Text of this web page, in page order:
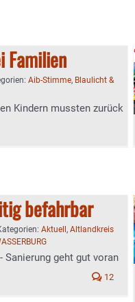
Familien
Aib-Stimme, Blaulicht &
Kindern mussten zurück
befahrbar
Aktuell , Altlandkreis
Sanierung geht gut voran
12